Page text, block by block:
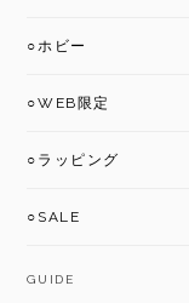
○ホビー
○WEB限定
○ラッピング
○SALE
GUIDE